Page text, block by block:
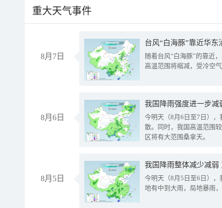
重大天气事件
8月7日
台风“白海豚”靠近华
随着台风“白海豚”的靠近
高温范围将缩减，受冷空
8月6日
今明天（8月6日至7日）
散。同时，我国高温范围
区将有大范围桑拿天。
8月5日
我国降雨整体减少减弱
今明天（8月5日至6日）
地有中到大雨，局地暴雨